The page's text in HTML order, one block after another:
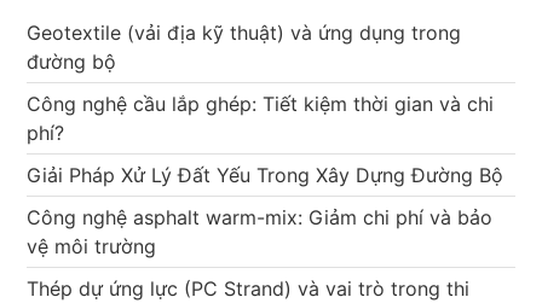
Geotextile (vải địa kỹ thuật) và ứng dụng trong
đường bộ
Công nghệ cầu lắp ghép: Tiết kiệm thời gian và chi
phí?
Giải Pháp Xử Lý Đất Yếu Trong Xây Dựng Đường Bộ
Công nghệ asphalt warm-mix: Giảm chi phí và bảo
vệ môi trường
Thép dự ứng lực (PC Strand) và vai trò trong thi